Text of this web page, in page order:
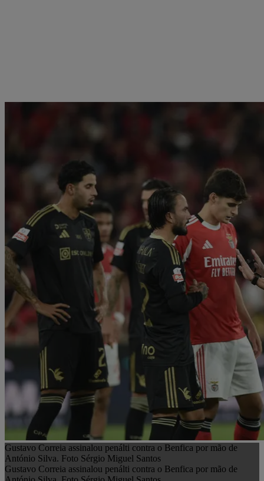
Gustavo Correia assinalou penálti contra o Benfica por mão de
António Silva. Foto Sérgio Miguel Santos
Gustavo Correia assinalou penálti contra o Benfica por mão de